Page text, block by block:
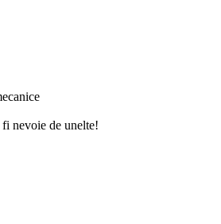
fi nevoie de unelte!